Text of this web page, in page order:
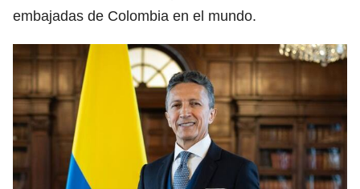
embajadas de Colombia en el mundo.